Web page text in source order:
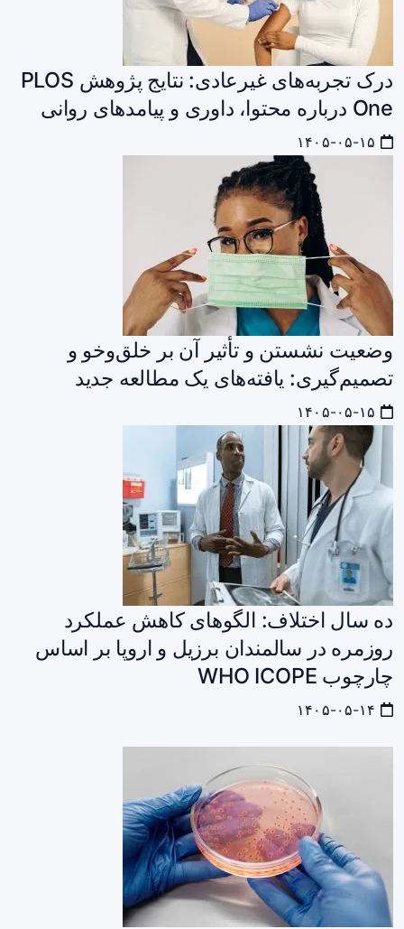
درک تجربه‌های غیرعادی: نتایج پژوهش PLOS
One درباره محتوا، داوری و پیامدهای روانی
وضعیت نشستن و تأثیر آن بر خلق‌وخو و
تصمیم‌گیری: یافته‌های یک مطالعه جدید
ده سال اختلاف: الگوهای کاهش عملکرد
روزمره در سالمندان برزیل و اروپا بر اساس
چارچوب WHO ICOPE